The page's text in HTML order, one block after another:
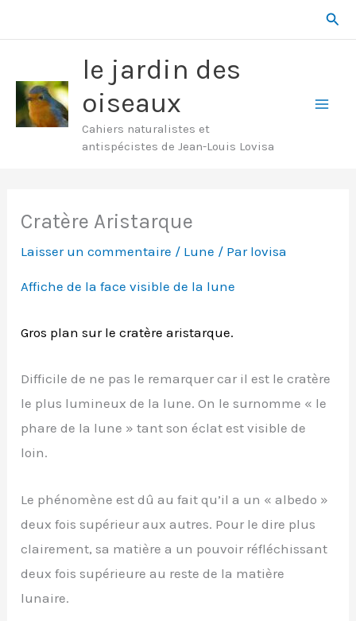
au
le jardin des
oiseaux
Cahiers naturalistes et
antispécistes de Jean-Louis Lovisa
Cratère Aristarque
Laisser un commentaire / Lune / Par lovisa
Affiche de la face visible de la lune
Gros plan sur le cratère aristarque.
Difficile de ne pas le remarquer car il est le cratère
le plus lumineux de la lune. On le surnomme « le
phare de la lune » tant son éclat est visible de
loin.
Le phénomène est dû au fait qu’il a un « albedo »
deux fois supérieur aux autres. Pour le dire plus
clairement, sa matière a un pouvoir réfléchissant
deux fois supérieure au reste de la matière
lunaire.